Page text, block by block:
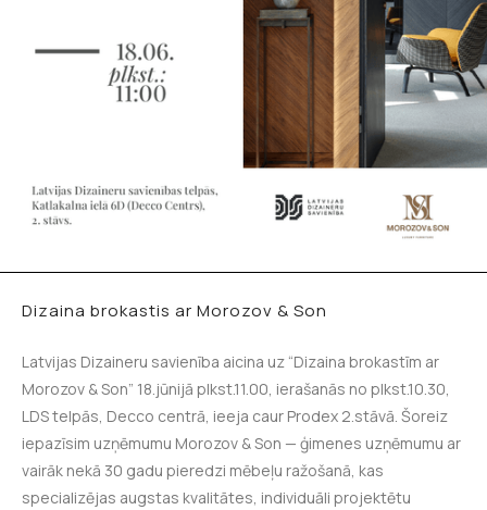
Dizaina brokastis ar Morozov & Son
Latvijas Dizaineru savienība aicina uz “Dizaina brokastīm ar
Morozov & Son” 18.jūnijā plkst.11.00, ierašanās no plkst.10.30,
LDS telpās, Decco centrā, ieeja caur Prodex 2.stāvā. Šoreiz
iepazīsim uzņēmumu Morozov & Son — ģimenes uzņēmumu ar
vairāk nekā 30 gadu pieredzi mēbeļu ražošanā, kas
specializējas augstas kvalitātes, individuāli projektētu